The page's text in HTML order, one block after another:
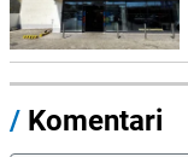
/ Komentari